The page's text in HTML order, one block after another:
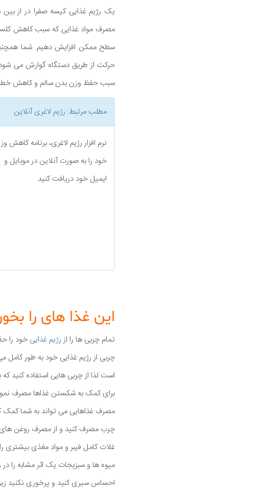
یک رژیم غذایی کیسه صفرا در از
مصرف مواد غذایی که سبب کاهش
سطح ممکن افزایش دهیم. شما
حرکت از طریق دستگاه گوارش می
سبب حفظ وزن بدن سالم و کاهش خطر
مطلب مرتبط: رژیم لاغریآنلاین
نرم افزار رژیم لاغری، برنامه کاهش
خود را به صورت آنلاین در موبایل و
ایمیل خود دریافت کنید
این غذا های را
تمام چربی ها را ازرژیم غذایی خود را
چربی از رژیم غذایی خود به طور کامل
برای کمک به شکستن غذاها مصرف
مصرف غذاهایی می تواند به شما کمک
چرب مصرف کنید و از مصرف روغن های
غلات کامل فیبر و مواد مغذی
میوه ها و سبزیجات یک اثر مشابه را
احساس سیری کنید و پرخوری نکنید